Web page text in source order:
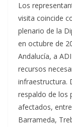
Los
visita coincide
plenario de la
en octubre de
Andalucía, a
recursos
infraestructura.
respaldo de los
afectados,
Barrameda,